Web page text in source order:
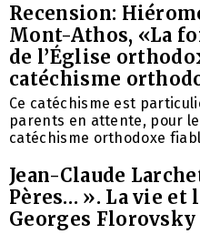
Recension:
Mont-Athos, «La
de l’Église
catéchisme
Ce catéchisme est
parents en attente, pour
catéchisme orthodoxe
Jean-Claude
Pères… ». La vie et
Georges Florovsky